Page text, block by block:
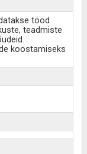
tööd
teadmiste
koostamiseks